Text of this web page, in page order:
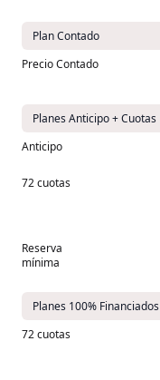
Plan Contado
Precio Contado
Planes Anticipo + Cuotas
Anticipo
72 cuotas
Reserva
mínima
Planes 100% Financiados
72 cuotas